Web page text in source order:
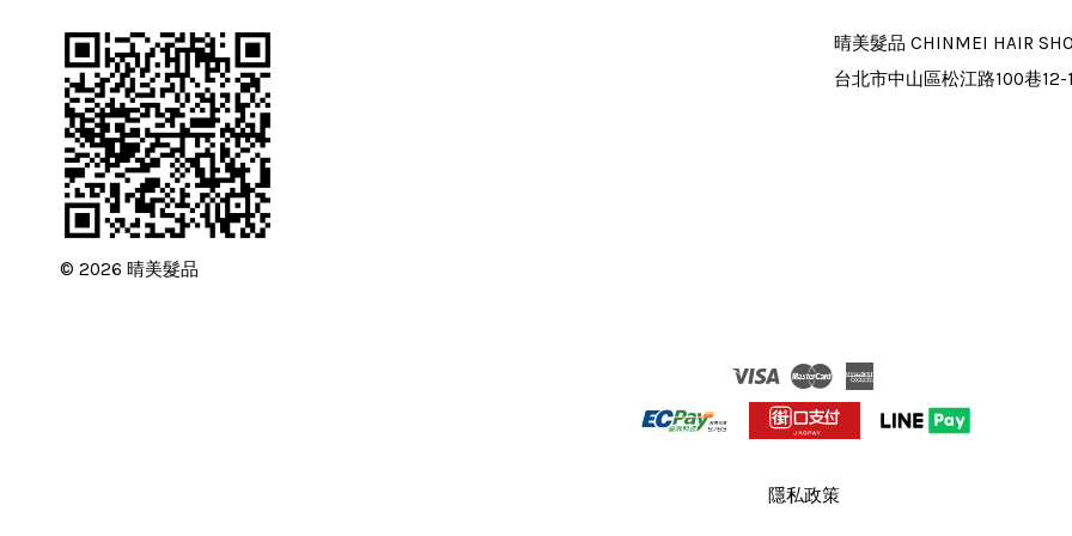
© 2026 晴美髮品
晴美髮品 CHINMEI HAIR
台北市中山區松江路100巷12-
Visa Master
Express
隱私政策